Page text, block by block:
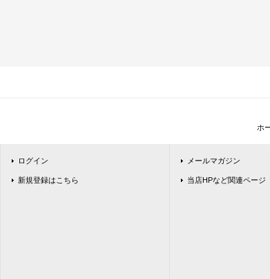
ホ
ログイン
新規登録はこちら
メールマガジン
当店HPなど関連ページ